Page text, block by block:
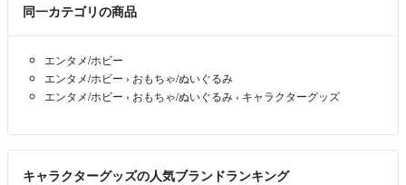
同一カテゴリの商品
エンタメ/ホビー
エンタメ/ホビー › おもちゃ/ぬいぐるみ
エンタメ/ホビー › おもちゃ/ぬいぐるみ › キャラクターグッズ
キャラクターグッズの人気ブランドランキング